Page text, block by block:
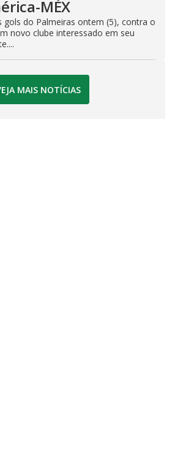
MÉX
gols do Palmeiras ontem (5), contra o
novo clube interessado em seu
MAIS NOTÍCIAS